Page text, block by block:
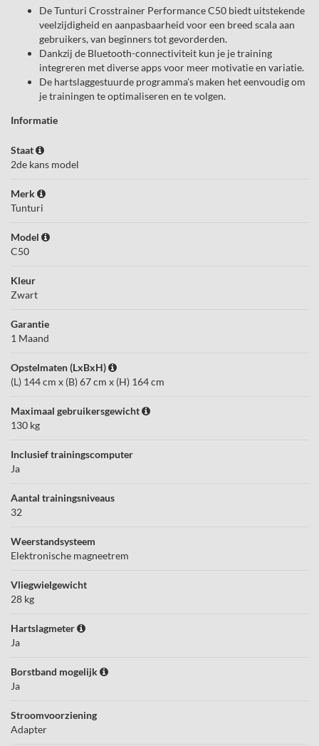
De Tunturi Crosstrainer Performance C50 biedt uitstekende
veelzijdigheid en aanpasbaarheid voor een breed scala aan
gebruikers, van beginners tot gevorderden.
Dankzij de Bluetooth-connectiviteit kun je je training
integreren met diverse apps voor meer motivatie en variatie.
De hartslaggestuurde programma's maken het eenvoudig om
je trainingen te optimaliseren en te volgen.
Informatie
Staat
2de kans model
Merk
Tunturi
Model
C50
Kleur
Zwart
Garantie
1 Maand
Opstelmaten (LxBxH)
(L) 144 cm x (B) 67 cm x (H) 164 cm
Maximaal gebruikersgewicht
130 kg
Inclusief trainingscomputer
Ja
Aantal trainingsniveaus
32
Weerstandsysteem
Elektronische magneetrem
Vliegwielgewicht
28 kg
Hartslagmeter
Ja
Borstband mogelijk
Ja
Stroomvoorziening
Adapter